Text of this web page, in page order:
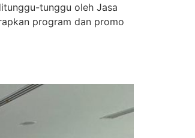
tunggu oleh Jasa
program dan promo